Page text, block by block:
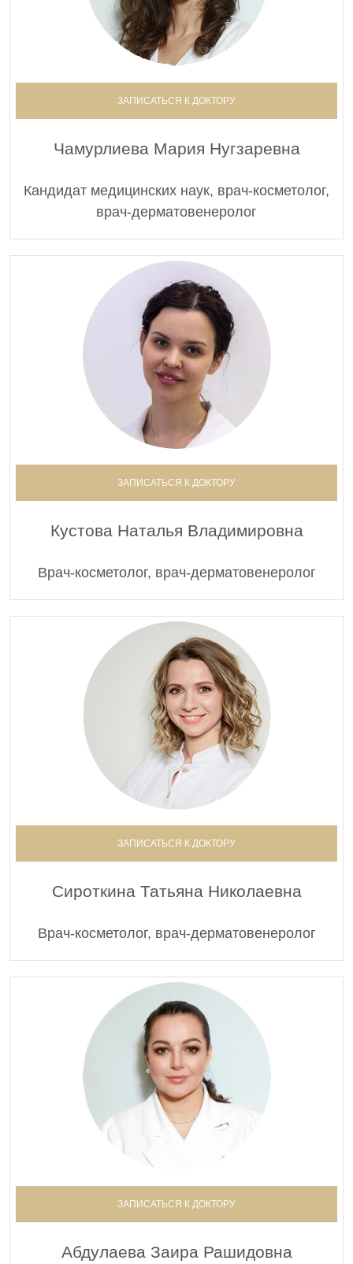
ЗАПИСАТЬСЯ К ДОКТОРУ
Чамурлиева Мария Нугзаревна
Кандидат медицинских наук, врач-косметолог,
врач-дерматовенеролог
ЗАПИСАТЬСЯ К ДОКТОРУ
Кустова Наталья Владимировна
Врач-косметолог, врач-дерматовенеролог
ЗАПИСАТЬСЯ К ДОКТОРУ
Сироткина Татьяна Николаевна
Врач-косметолог, врач-дерматовенеролог
ЗАПИСАТЬСЯ К ДОКТОРУ
Абдулаева Заира Рашидовна